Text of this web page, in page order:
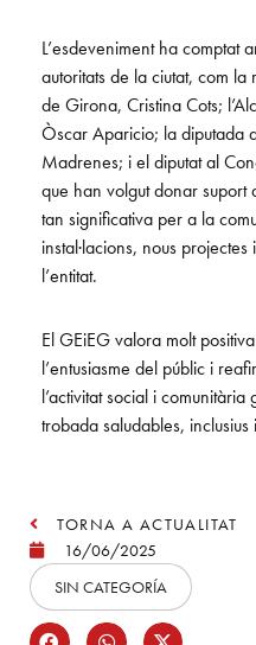
L’esdeveniment ha comptat
autoritats de la ciutat, com la
de Girona, Cristina Cots;
Òscar Aparicio; la diputada
Madrenes; i el diputat al
que han volgut donar suport
tan significativa per a la
instal·lacions, nous
l’entitat.
El GEiEG valora molt
l’entusiasme del públic i
l’activitat social i
trobada saludables, inclusius
TORNA A ACTUALITAT
16/06/2025
SIN CATEGORÍA